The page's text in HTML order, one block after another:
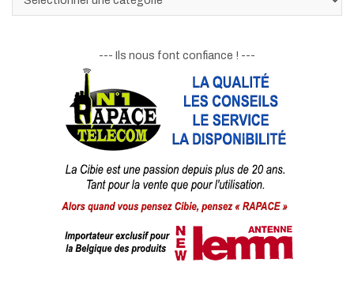
--- Ils nous font confiance ! ---